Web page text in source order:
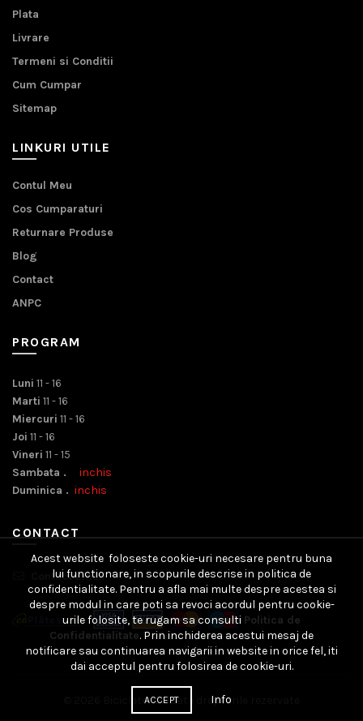
Plata
Livrare
Termeni si Conditii
Cum Cumpar
Sitemap
LINKURI UTILE
Contul Meu
Cos Cumparaturi
Returnare Produse
Blog
Contact
ANPC
PROGRAM
Luni 11 - 16
Marti 11 - 16
Miercuri 11 - 16
Joi 11 - 16
Vineri 11 - 15
Sambata . inchis
Duminica . inchis
CONTACT
Contact Email
Bicicleteria. Toate drepturile rezervate
Acest website foloseste cookie-uri necesare pentru buna
lui functionare, in scopurile descrise in politica de
confidentialitate. Pentru a afla mai multe despre acestea si
despre modul in care poti sa revoci acordul pentru cookie-
urile folosite, te rugam sa consulti Politica de
Confidentialitate. Prin inchiderea acestui mesaj de
notificare sau continuarea navigarii in website in orice fel, iti
dai acceptul pentru folosirea de cookie-uri.
ACCEPT Info